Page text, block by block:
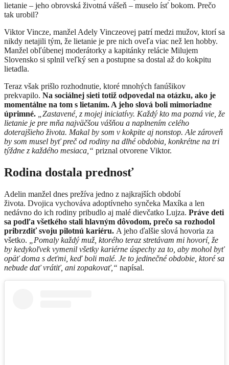
lietanie – jeho obrovská životná vášeň – muselo ísť bokom. Prečo
tak urobil?
Viktor Vincze, manžel Adely Vinczeovej patrí medzi mužov, ktorí sa
nikdy netajili tým, že lietanie je pre nich oveľa viac než len hobby.
Manžel obľúbenej moderátorky a kapitánky relácie Milujem
Slovensko si splnil veľký sen a postupne sa dostal až do kokpitu
lietadla.
Teraz však prišlo rozhodnutie, ktoré mnohých fanúšikov
prekvapilo. Na sociálnej sieti totiž odpovedal na otázku, ako je
momentálne na tom s lietaním. A jeho slová boli mimoriadne
úprimné. „Zastavené, z mojej iniciatívy. Každý kto ma pozná vie, že
lietanie je pre mňa najväčšou vášňou a naplnením celého
doterajšieho života. Makal by som v kokpite aj nonstop. Ale zároveň
by som musel byť preč od rodiny na dlhé obdobia, konkrétne na tri
týždne z každého mesiaca,“ priznal otvorene Viktor.
Rodina dostala prednosť
Adelin manžel dnes prežíva jedno z najkrajších období
života. Dvojica vychováva adoptívneho synčeka Maxíka a len
nedávno do ich rodiny pribudlo aj malé dievčatko Lujza. Práve deti
sa podľa všetkého stali hlavným dôvodom, prečo sa rozhodol
pribrzdiť svoju pilotnú kariéru. A jeho ďalšie slová hovoria za
všetko.
„Pomaly každý muž, ktorého teraz stretávam mi hovorí, že
by kedykoľvek vymenil všetky kariérne úspechy za to, aby mohol byť
opäť doma s deťmi, keď boli malé. Je to jedinečné obdobie, ktoré sa
nebude dať vrátiť, ani zopakovať,“ napísal.